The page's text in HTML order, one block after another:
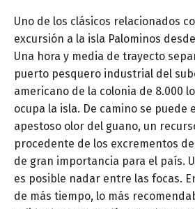
Uno de los clásicos relacionados
excursión a la isla Palominos
Una hora y media de trayecto
puerto pesquero industrial del
americano de la colonia de 8.000
ocupa la isla. De camino se puede
apestoso olor del guano, un
procedente de los excrementos
de gran importancia para el país.
es posible nadar entre las focas.
de más tiempo, lo más